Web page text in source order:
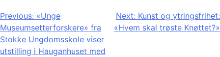
Post
navigation
Previous: «Unge
Museumsetterforskere» fra
Stokke Ungdomsskole viser
utstilling i Hauganhuset med
Next: Kunst og ytringsfrihet:
«Hvem skal trøste Knøttet?»